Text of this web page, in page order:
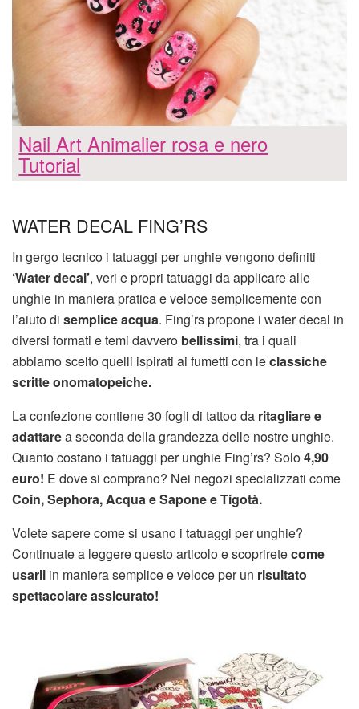
Nail Art Animalier rosa e nero
Tutorial
WATER DECAL FING’RS
In gergo tecnico i tatuaggi per unghie vengono definiti
‘Water decal’, veri e propri tatuaggi da applicare alle
unghie in maniera pratica e veloce semplicemente con
l’aiuto di semplice acqua. Fing’rs propone i water decal in
diversi formati e temi davvero bellissimi, tra i quali
abbiamo scelto quelli ispirati ai fumetti con leclassiche
scritte onomatopeiche.
La confezione contiene 30 fogli di tattoo da ritagliare e
adattarea seconda della grandezza delle nostre unghie.
Quanto costano i tatuaggi per unghie Fing’rs? Solo4,90
euro! E dove si comprano? Nei negozi specializzati come
Coin, Sephora, Acqua e Sapone e Tigotà.
Volete sapere come si usano i tatuaggi per unghie?
Continuate a leggere questo articolo e scopriretecome
usarli in maniera semplice e veloce per un risultato
spettacolare assicurato!